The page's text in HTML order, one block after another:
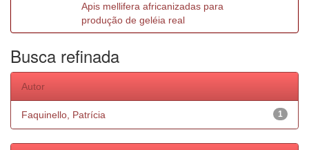
Apis mellifera africanizadas para
produção de geléia real
Busca refinada
Autor
1
Faquinello, Patrícia